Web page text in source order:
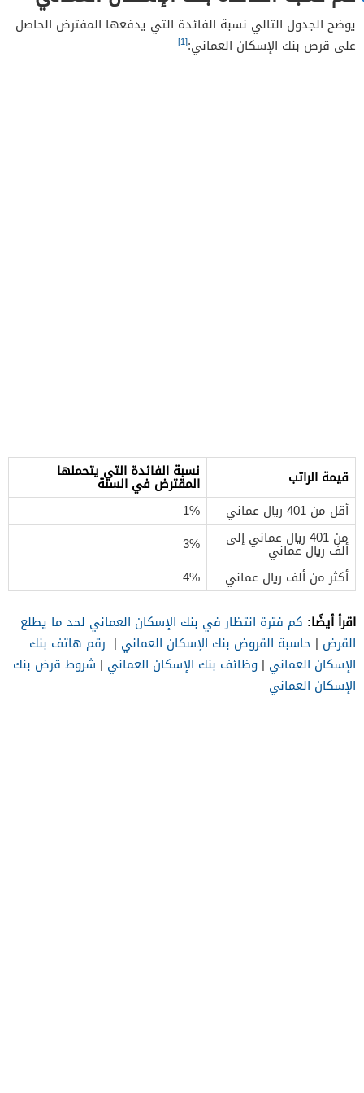
يوضح الجدول التالي نسبة الفائدة التي يدفعها المفترض الحاصل
على قرص بنك الإسكان العماني:[1]
قيمة الراتب نسبة الفائدة التي يتحملها
المقترض في السنة
أقل من 401 ريال عماني
1%
من 401 ريال عماني إلى
ألف ريال عماني
3%
أكثر من ألف ريال عماني
4%
اقرأ أيضًا: كم فترة انتظار في بنك الإسكان العماني لحد ما يطلع
القرض | حاسبة القروض بنك الإسكان العماني | رقم هاتف بنك
الإسكان العماني | وظائف بنك الإسكان العماني | شروط قرض بنك
الإسكان العماني